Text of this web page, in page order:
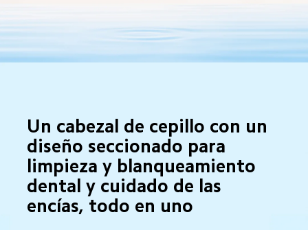
Un cabezal de cepillo con un
diseño seccionado para
limpieza y blanqueamiento
dental y cuidado de las
encías, todo en uno